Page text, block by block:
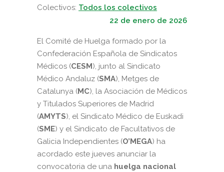
Colectivos: Todos los colectivos
22 de enero de 2026
El Comité de Huelga formado por la
Confederación Española de Sindicatos
Médicos (CESM ), junto al Sindicato
Médico Andaluz (SMA), Metges de
Catalunya (MC), la Asociación de Médicos
y Titulados Superiores de Madrid
(AMYTS), el Sindicato Médico de Euskadi
(SME) y el Sindicato de Facultativos de
Galicia Independientes (O’MEGA) ha
acordado este jueves anunciar la
convocatoria de una huelga nacional